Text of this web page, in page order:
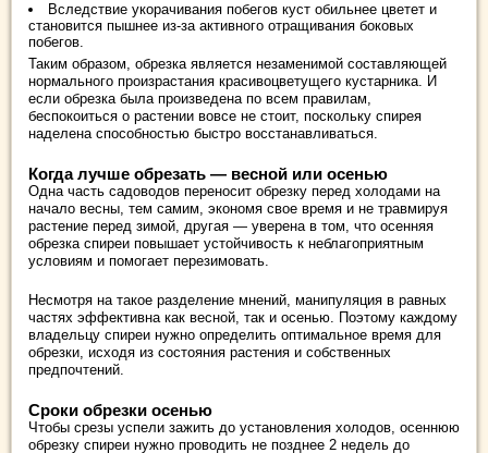
Вследствие укорачивания побегов куст обильнее цветет и
становится пышнее из-за активного отращивания боковых
побегов.
Таким образом, обрезка является незаменимой составляющей
нормального произрастания красивоцветущего кустарника. И
если обрезка была произведена по всем правилам,
беспокоиться о растении вовсе не стоит, поскольку спирея
наделена способностью быстро восстанавливаться.
Когда лучше обрезать — весной или осенью
Одна часть садоводов переносит обрезку перед холодами на
начало весны, тем самим, экономя свое время и не травмируя
растение перед зимой, другая — уверена в том, что осенняя
обрезка спиреи повышает устойчивость к неблагоприятным
условиям и помогает перезимовать.
Несмотря на такое разделение мнений, манипуляция в равных
частях эффективна как весной, так и осенью. Поэтому каждому
владельцу спиреи нужно определить оптимальное время для
обрезки, исходя из состояния растения и собственных
предпочтений.
Сроки обрезки осенью
Чтобы срезы успели зажить до установления холодов, осеннюю
обрезку спиреи нужно проводить не позднее 2 недель до